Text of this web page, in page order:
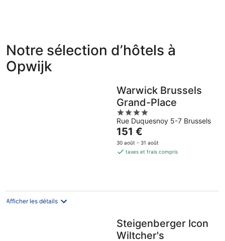
Opwijk
pour
cette
Opwijk
pour
août
août
end,
7
9
Notre sélection d’hôtels à
Opwijk
Warwick Brussels
Grand-Place
4
out
of
5
Rue Duquesnoy 5-7 Brussels
Le
prix
est
nuit
151 €
30 août - 31 août
taxes et frais compris
Afficher les détails
Steigenberger Icon
Wiltcher's